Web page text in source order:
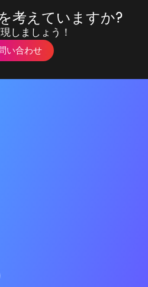
考えていますか?
しましょう！
い合わせ